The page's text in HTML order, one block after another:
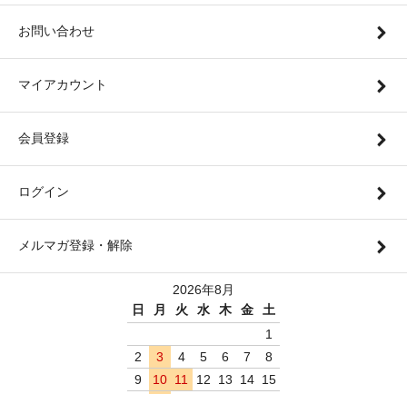
お問い合わせ
マイアカウント
会員登録
ログイン
メルマガ登録・解除
2026年8月
日
月 火 水 木 金
土
1
2
3 4 5 6 7
8
9
10 11 12 13 14 15